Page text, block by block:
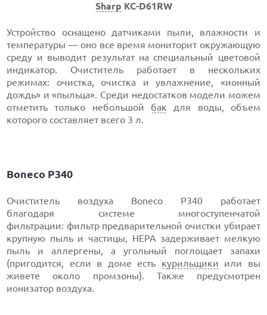
Sharp KC-D61RW
Устройство оснащено датчиками пыли, влажности и
температуры — оно все время мониторит окружающую
среду и выводит результат на специальный цветовой
индикатор. Очиститель работает в нескольких
режимах: очистка, очистка и увлажнение, «ионный
дождь» и «пыльца». Среди недостатков модели можем
отметить только небольшой бак для воды, объем
которого составляет всего 3 л.
Boneco P340
Очиститель воздуха Boneco P340 работает
благодаря системе многоступенчатой
фильтрации: фильтр предварительной очистки убирает
крупную пыль и частицы, HEPA задерживает мелкую
пыль и аллергены, а угольный поглощает запахи
(пригодится, если в доме есть курильщики или вы
живете около промзоны). Также предусмотрен
ионизатор воздуха.